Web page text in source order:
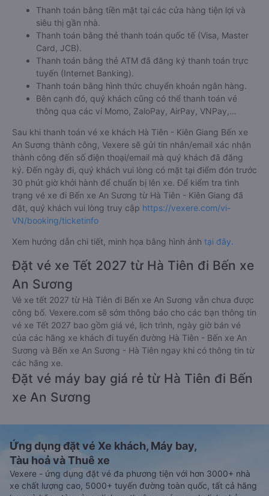
từ Hà Tiên - Kiên Giang cũng vô cùng đơn giản, tiện lợi khi
Vexere.comhỗ trợ đến 06 hình thức thanh toán khác nhau
bao gồm:
Thanh toán bằng tiền mặt tại các cửa hàng tiện lợi và
siêu thị gần nhà.
Thanh toán bằng thẻ thanh toán quốc tế (Visa, Master
Card, JCB).
Thanh toán bằng thẻ ATM đã đăng ký thanh toán trực
tuyến (Internet Banking).
Thanh toán bằng hình thức chuyển khoản ngân hàng.
Bên cạnh đó, quý khách cũng có thể thanh toán vé
thông qua các ví Momo, ZaloPay, AirPay, VNPay,…
Sau khi thanh toán vé xe khách Hà Tiên - Kiên Giang Bến xe
An Sương thành công, Vexere sẽ gửi tin nhắn/email xác nhận
thành công đến số điện thoại/email mà quý khách đã đăng
ký. Đến ngày đi, quý khách vui lòng có mặt tại điểm đón trước
30 phút giờ khởi hành để chuẩn bị lên xe. Để kiểm tra tình
trạng vé xe đi Bến xe An Sương từ Hà Tiên - Kiên Giang đã
VN/booking/ticketinfo
Xem hướng dẫn chi tiết, minh họa bằng hình ảnh
Đặt vé xe Tết 2027 từ Hà Tiên đi Bến xe
An Sương
Vé xe tết 2027 từ Hà Tiên đi Bến xe An Sương vẫn chưa được
công bố. Vexere.com sẽ sớm thông báo cho các bạn thông tin
vé xe Tết 2027 bao gồm giá vé, lịch trình, ngày giờ bán vé
của các hãng xe khách đi tuyến đường Hà Tiên - Bến xe An
Sương và Bến xe An Sương - Hà Tiên ngay khi có thông tin từ
Đặt vé máy bay giá rẻ từ Hà Tiên đi Bến
xe An Sương
Ứng dụng đặt vé Xe khách, Máy bay,